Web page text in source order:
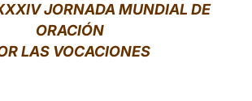
LATINE
JORNADA MUNDIAL DE
ORACIÓN
LAS VOCACIONES